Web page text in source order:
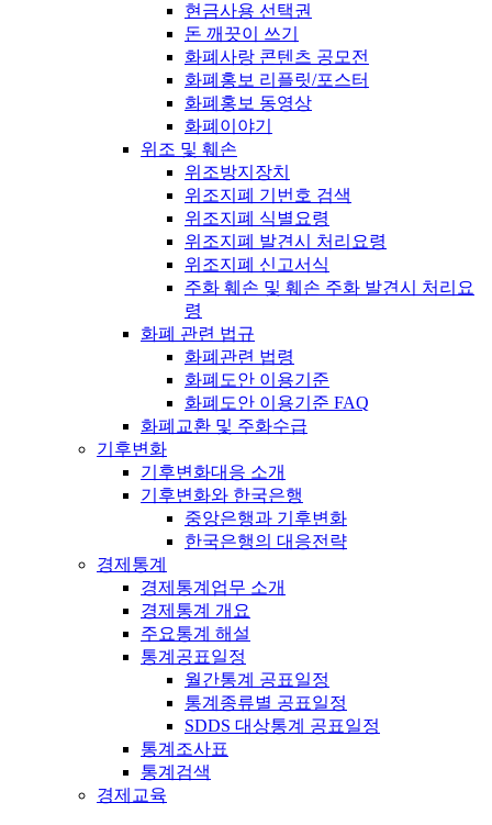
현금사용 선택권
돈 깨끗이 쓰기
화폐사랑 콘텐츠 공모전
화폐홍보 리플릿/포스터
화폐홍보 동영상
화폐이야기
위조 및 훼손
위조방지장치
위조지폐 기번호 검색
위조지폐 식별요령
위조지폐 발견시 처리요령
위조지폐 신고서식
주화 훼손 및 훼손 주화 발견시 처리요
령
화폐 관련 법규
화폐관련 법령
화폐도안 이용기준
화폐도안 이용기준 FAQ
화폐교환 및 주화수급
기후변화
기후변화대응 소개
기후변화와 한국은행
중앙은행과 기후변화
한국은행의 대응전략
경제통계
경제통계업무 소개
경제통계 개요
주요통계 해설
통계공표일정
월간통계 공표일정
통계종류별 공표일정
SDDS 대상통계 공표일정
통계조사표
통계검색
경제교육